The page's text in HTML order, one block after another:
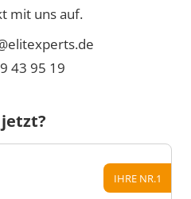
mit uns auf.
43 95 19
IHRE NR.1